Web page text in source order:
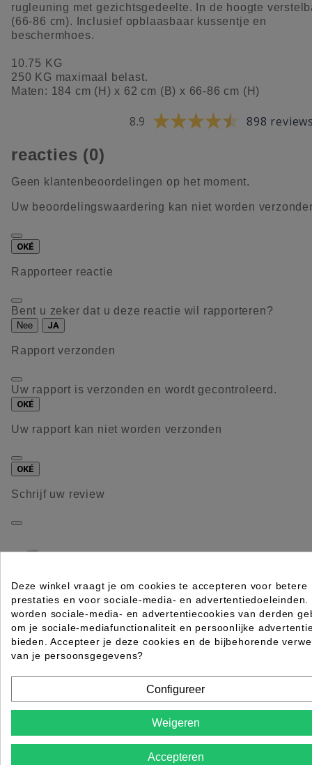
rugleuning met gezichtsgedeelte. In de hoogte
(66-86 cm). Inclusief opblaasbaar kussentje en
beschermhoes.
10.75 KG
250 KG maximaal belast.
Maten: 184 cm (H) x 62 cm (B) x 66-86 cm (H)
8.9 898
reacties (0)
Geen klantenbeoordelingen op het moment.
Uw beoordelingswaardering kan niet worden
OKÉ
Rapporteer reactie
Bent u zeker dat u deze reactie wil rapporteren?
Nee JA
Rapport verzonden
Uw rapport is verzonden en wordt gecontroleerd.
OKÉ
Uw rapport kan niet worden verzonden
OKÉ
Schrijf uw review
LORENZO-BED VR
10,75KG - SIBEL
Please choose a rating for your review.
Deze winkel vraagt je om cookies te accepteren voor betere
prestaties en voor sociale-media- en advertentiedoeleinden.
worden sociale-media- en advertentiecookies van derden
om je sociale-mediafunctionaliteit en persoonlijke
bieden. Accepteer je deze cookies en de bijbehorende
van je persoonsgegevens?
Configureer
Weigeren
Accepteren